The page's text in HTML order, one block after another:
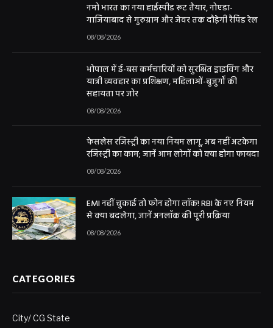
नमो भारत का नया हाईस्पीड रूट तैयार, नोएडा-
गाजियाबाद से गुरुग्राम और जेवर तक दौड़ेगी रैपिड रेल
08/08/2026
भोपाल में ई-बस कर्मचारियों को सुरक्षित ड्राइविंग और
यात्री व्यवहार का प्रशिक्षण, महिलाओं-बुजुर्गों की
सहायता पर जोर
08/08/2026
फेसलेस रजिस्ट्री का नया नियम लागू, अब नहीं अटकेगा
रजिस्ट्री का काम; जानें आम लोगों को क्या होगा फायदा
08/08/2026
EMI नहीं चुकाई तो फोन होगा लॉक! RBI के नए नियम
से क्या बदलेगा, जानें अनलॉक की पूरी प्रक्रिया
08/08/2026
CATEGORIES
City/ CG State